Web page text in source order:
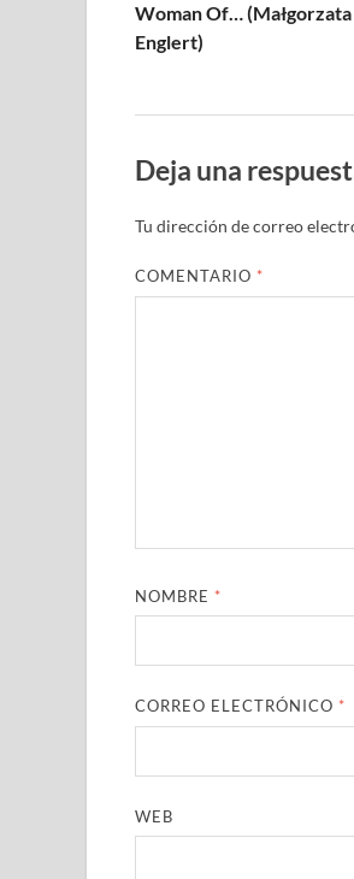
Woman Of…
Englert)
Deja una
Tu dirección de correo
COMENTARIO *
NOMBRE *
CORREO ELECTRÓNICO *
WEB